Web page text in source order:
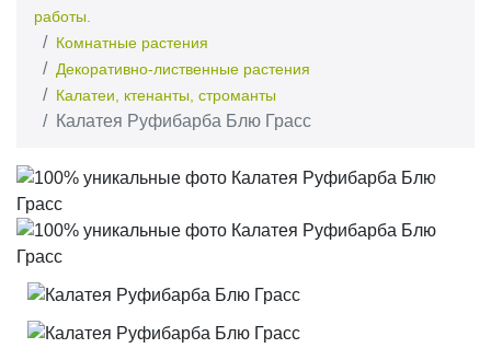
работы.
Комнатные растения
Декоративно-лиственные растения
Калатеи, ктенанты, строманты
Калатея Руфибарба Блю Грасс